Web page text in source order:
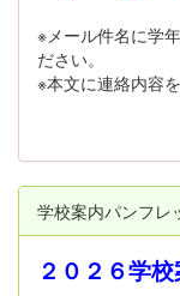
※メール件名に学
ださい。
※本文に連絡内容
学校案内パンフレ
２０２６学